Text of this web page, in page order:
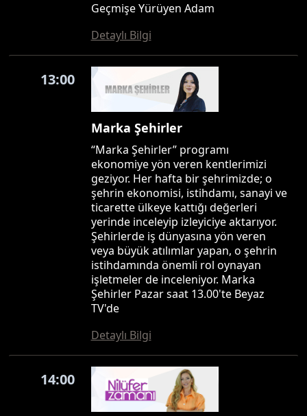
Geçmişe Yürüyen Adam
Detaylı Bilgi
13:00
Marka Şehirler
“Marka Şehirler” programı
ekonomiye yön veren kentlerimizi
geziyor. Her hafta bir şehrimizde; o
şehrin ekonomisi, istihdamı, sanayi ve
ticarette ülkeye kattığı değerleri
yerinde inceleyip izleyiciye aktarıyor.
Şehirlerde iş dünyasına yön veren
veya büyük atılımlar yapan, o şehrin
istihdamında önemli rol oynayan
işletmeler de inceleniyor. Marka
Şehirler Pazar saat 13.00'te Beyaz
TV'de
Detaylı Bilgi
14:00